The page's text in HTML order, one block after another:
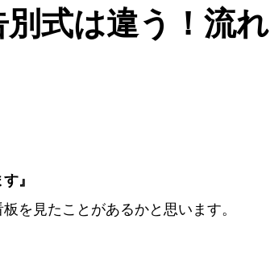
式は違う！流れ
』
を見たことがあるかと思います。